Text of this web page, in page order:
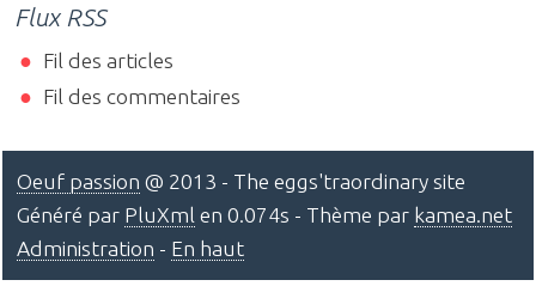
Flux RSS
Fil des articles
Fil des commentaires
Oeuf passion @ 2013 - The eggs'traordinary site
Généré par PluXml en 0.074s - Thème par kamea.net
Administration - En haut